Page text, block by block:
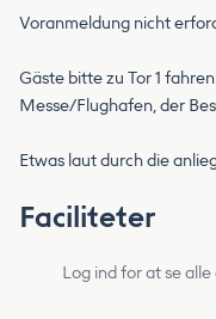
Voranmeldung nicht
Gäste bitte zu Tor 1
Messe/Flughafen, der
Etwas laut durch die
Faciliteter
Log ind for at se